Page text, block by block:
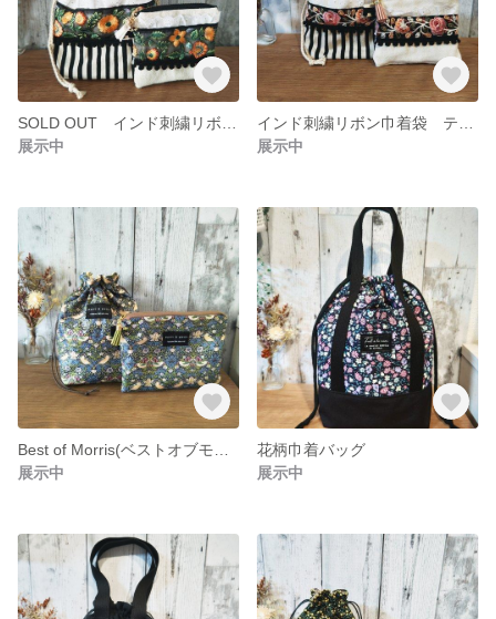
展示中
展示中
展示中
花柄巾着バッグ
展示中